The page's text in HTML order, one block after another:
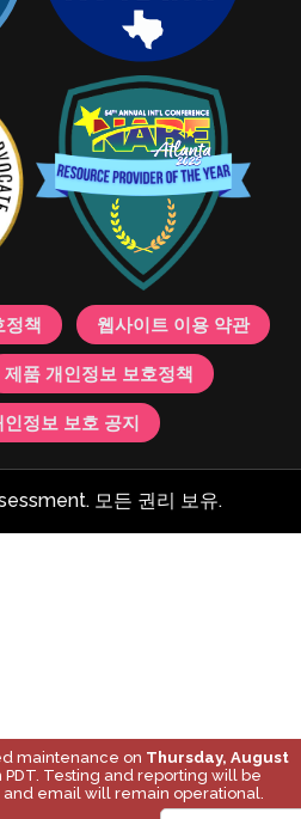
정책 웹사이트 이용 약관
제품 개인정보 보호정책
정보 보호 공지
모든 권리 보유.
maintenance on Thursday, August
Testing and reporting will be
email will remain operational.